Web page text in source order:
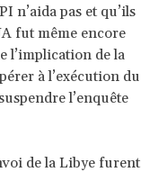
n’aida pas et qu’ils
fut même encore
l’implication de la
à l’exécution du
l’enquête
de la Libye furent